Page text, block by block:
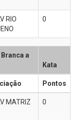
RIO
0
a
Kata
Pontos
MATRIZ 0